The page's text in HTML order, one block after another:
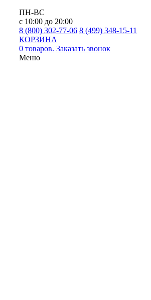
ПН-ВС
с 10:00 до 20:00
8 (800) 302-77-06 8 (499) 348-15-11
КОРЗИНА
0 товаров. Заказать звонок
Меню